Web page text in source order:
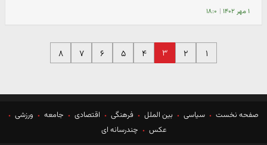
۱ مهر ۱۴۰۲ | ۱۸:۰
۱ ۲ ۳ ۴ ۵ ۶ ۷ ۸
صفحه نخست سیاسی بین الملل فرهنگی اقتصادی جامعه
ورزشی
عکس
چندرسانه ای